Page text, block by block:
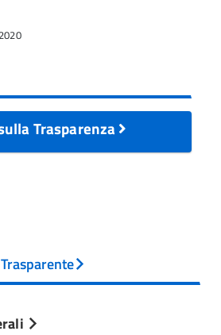
Trasparenza